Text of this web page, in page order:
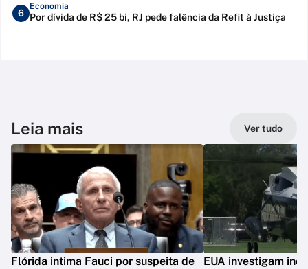
6
Economia
Por dívida de R$ 25 bi, RJ pede falência da Refit à Justiça
Leia mais Ver tudo
Flórida intima Fauci por suspeita de
EUA investigam